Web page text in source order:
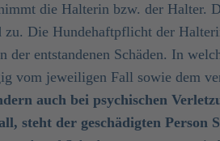
die Halterin bzw. der Halter.
zu. Die Hundehaftpflicht der
der entstandenen Schäden. In
vom jeweiligen Fall sowie dem
auch bei psychischen
steht der geschädigten Person